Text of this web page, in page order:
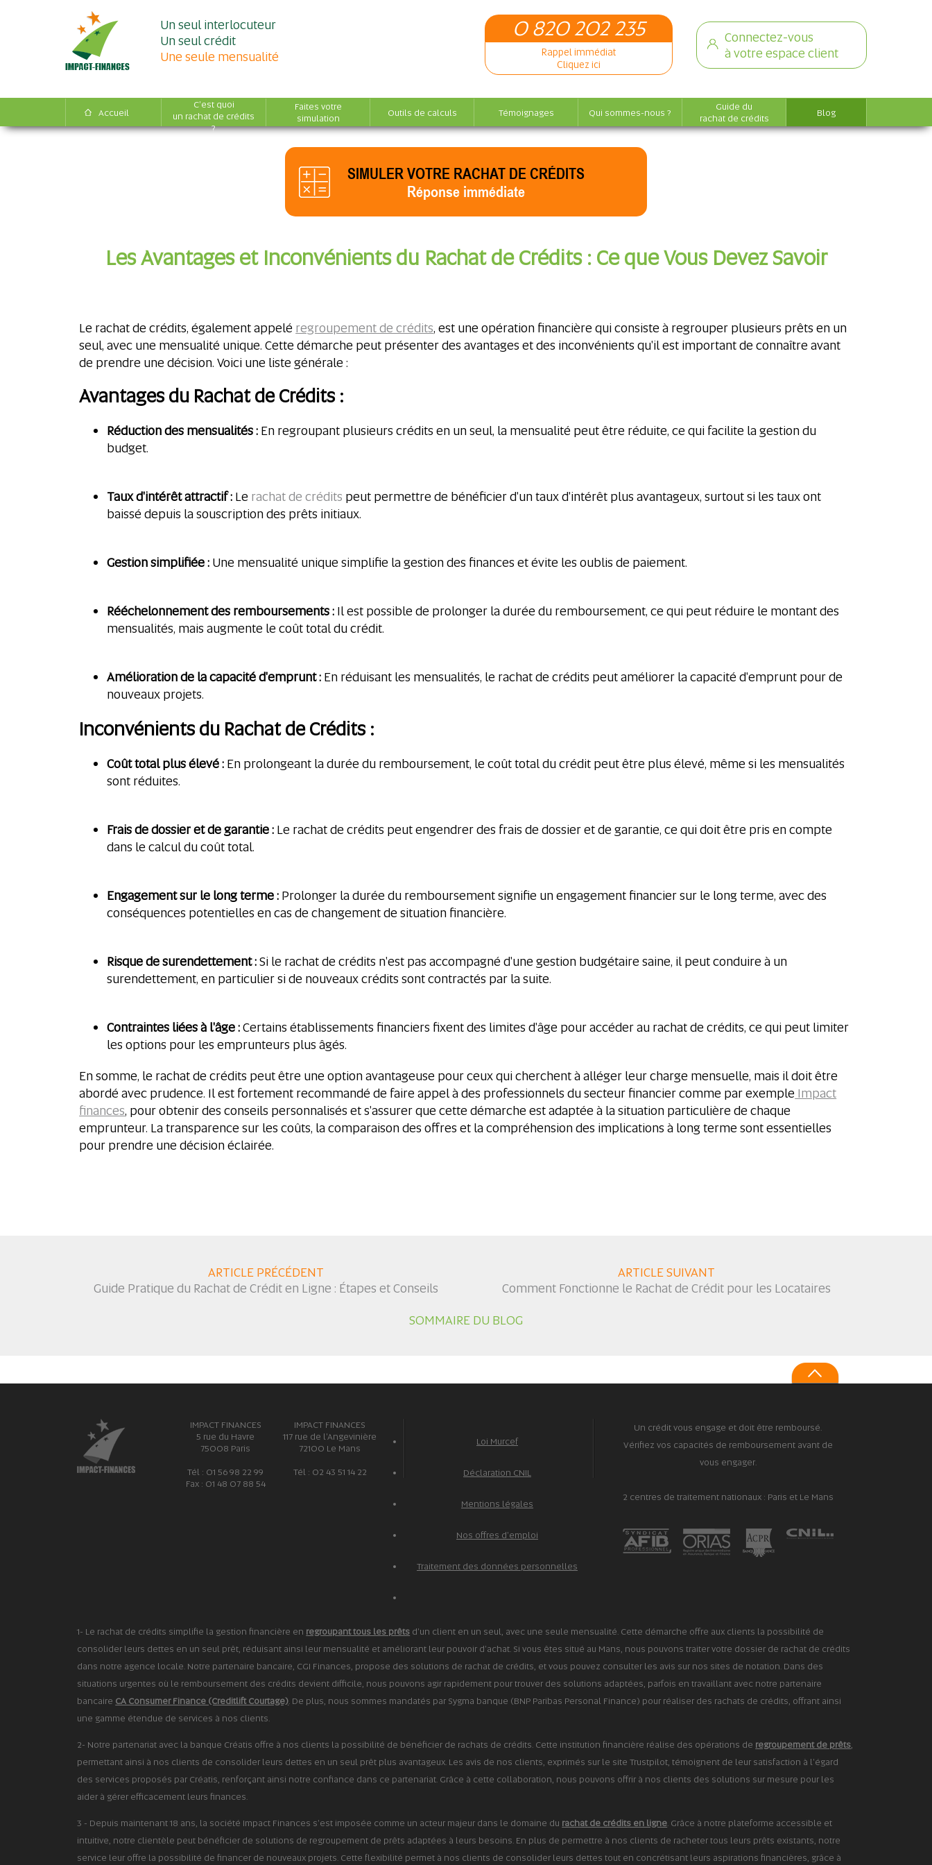
Un seul interlocuteur
Un seul crédit
Une seule mensualité
0 820 202 235
Rappel immédiat
Cliquez ici
Connectez-vous
à votre espace client
Accueil
C'est quoi
un rachat de crédits
?
Faites votre
simulation
Outils de calculs Témoignages Qui sommes-nous ?
Guide du
rachat de crédits
Blog
SIMULER VOTRE RACHAT DE CRÉDITS
Réponse immédiate
Les Avantages et Inconvénients du Rachat de Crédits : Ce que Vous Devez Savoir
Le rachat de crédits, également appelé regroupement de crédits, est une opération financière qui consiste à regrouper plusieurs prêts en un
seul, avec une mensualité unique. Cette démarche peut présenter des avantages et des inconvénients qu'il est important de connaître avant
de prendre une décision. Voici une liste générale :
Avantages du Rachat de Crédits :
Réduction des mensualités : En regroupant plusieurs crédits en un seul, la mensualité peut être réduite, ce qui facilite la gestion du
budget.
Taux d'intérêt attractif : Le rachat de crédits peut permettre de bénéficier d'un taux d'intérêt plus avantageux, surtout si les taux ont
baissé depuis la souscription des prêts initiaux.
Gestion simplifiée : Une mensualité unique simplifie la gestion des finances et évite les oublis de paiement.
Rééchelonnement des remboursements : Il est possible de prolonger la durée du remboursement, ce qui peut réduire le montant des
mensualités, mais augmente le coût total du crédit.
Amélioration de la capacité d'emprunt : En réduisant les mensualités, le rachat de crédits peut améliorer la capacité d'emprunt pour de
nouveaux projets.
Inconvénients du Rachat de Crédits :
Coût total plus élevé : En prolongeant la durée du remboursement, le coût total du crédit peut être plus élevé, même si les mensualités
sont réduites.
Frais de dossier et de garantie : Le rachat de crédits peut engendrer des frais de dossier et de garantie, ce qui doit être pris en compte
dans le calcul du coût total.
Engagement sur le long terme : Prolonger la durée du remboursement signifie un engagement financier sur le long terme, avec des
conséquences potentielles en cas de changement de situation financière.
Risque de surendettement :Si le rachat de crédits n'est pas accompagné d'une gestion budgétaire saine, il peut conduire à un
surendettement, en particulier si de nouveaux crédits sont contractés par la suite.
Contraintes liées à l'âge :Certains établissements financiers fixent des limites d'âge pour accéder au rachat de crédits, ce qui peut limiter
les options pour les emprunteurs plus âgés.
En somme, le rachat de crédits peut être une option avantageuse pour ceux qui cherchent à alléger leur charge mensuelle, mais il doit être
abordé avec prudence. Il est fortement recommandé de faire appel à des professionnels du secteur financier comme par exemple Impact
finances, pour obtenir des conseils personnalisés et s'assurer que cette démarche est adaptée à la situation particulière de chaque
emprunteur. La transparence sur les coûts, la comparaison des offres et la compréhension des implications à long terme sont essentielles
pour prendre une décision éclairée.
ARTICLE PRÉCÉDENT
Guide Pratique du Rachat de Crédit en Ligne : Étapes et Conseils
ARTICLE SUIVANT
Comment Fonctionne le Rachat de Crédit pour les Locataires
SOMMAIRE DU BLOG
IMPACT FINANCES
5 rue du Havre
75008 Paris
Tél : 01 56 98 22 99
Fax : 01 48 07 88 54
IMPACT FINANCES
117 rue de l'Angevinière
72100 Le Mans
Tél : 02 43 51 14 22
Loi Murcef
Déclaration CNIL
Mentions légales
Nos offres d'emploi
Traitement des données personnelles
Un crédit vous engage et doit être remboursé.
Vérifiez vos capacités de remboursement avant de
vous engager.
2 centres de traitement nationaux : Paris et Le Mans
1- Le rachat de crédits simplifie la gestion financière en regroupant tous les prêts d'un client en un seul, avec une seule mensualité. Cette démarche offre aux clients la possibilité de
consolider leurs dettes en un seul prêt, réduisant ainsi leur mensualité et améliorant leur pouvoir d'achat. Si vous êtes situé au Mans, nous pouvons traiter votre dossier de rachat de crédits
dans notre agence locale. Notre partenaire bancaire, CGI Finances, propose des solutions de rachat de crédits, et vous pouvez consulter les avis sur nos sites de notation. Dans des
situations urgentes où le remboursement des crédits devient difficile, nous pouvons agir rapidement pour trouver des solutions adaptées, parfois en travaillant avec notre partenaire
bancaire CA Consumer Finance (Creditlift Courtage). De plus, nous sommes mandatés par Sygma banque (BNP Paribas Personal Finance) pour réaliser des rachats de crédits, offrant ainsi
une gamme étendue de services à nos clients.
2- Notre partenariat avec la banque Créatis offre à nos clients la possibilité de bénéficier de rachats de crédits. Cette institution financière réalise des opérations de regroupement de prêts,
permettant ainsi à nos clients de consolider leurs dettes en un seul prêt plus avantageux. Les avis de nos clients, exprimés sur le site Trustpilot, témoignent de leur satisfaction à l'égard
des services proposés par Créatis, renforçant ainsi notre confiance dans ce partenariat. Grâce à cette collaboration, nous pouvons offrir à nos clients des solutions sur mesure pour les
aider à gérer efficacement leurs finances.
3 - Depuis maintenant 18 ans, la société Impact Finances s'est imposée comme un acteur majeur dans le domaine du rachat de crédits en ligne. Grâce à notre plateforme accessible et
intuitive, notre clientèle peut bénéficier de solutions de regroupement de prêts adaptées à leurs besoins. En plus de permettre à nos clients de racheter tous leurs prêts existants, notre
service leur offre la possibilité de financer de nouveaux projets. Cette flexibilité permet à nos clients de consolider leurs dettes tout en concrétisant leurs aspirations financières, grâce à